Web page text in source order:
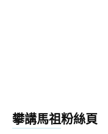
攀講馬祖粉絲頁